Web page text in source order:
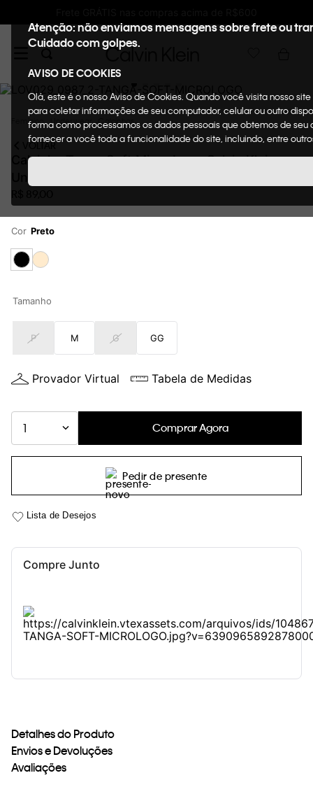
Atenção: não enviamos mensagens sobre frete ou
Cuidado com golpes.
AVISO DE COOKIES
Olá, este é o nosso Aviso de Cookies. Quando você visita nosso
para coletar informações de seu computador, celular ou outro
forma como processamos os dados pessoais que obtemos de
fornecer a você toda a funcionalidade do site, incluindo, entre
Feminino Underwear Calcinhas
VOLTAR
Calcinha Tanga Soft Micro Logo Calvin Klein
Cor Preto
Tamanho
P M G GG
Provador Virtual Tabela de Medidas
1 Comprar Agora
Pedir de presente
Compre Junto
Detalhes do Produto
Envios e Devoluções
Avaliações